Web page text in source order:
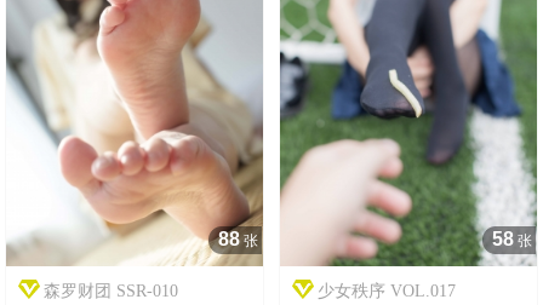
88 张
森罗财团 SSR-010
58 张
少女秩序 VOL.017